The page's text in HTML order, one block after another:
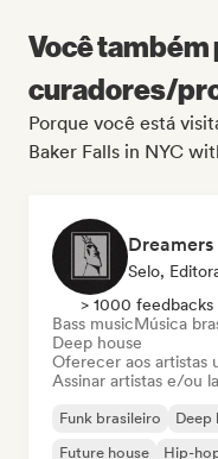
Você
curadores/
Porque você está
Baker Falls in NYC
Selo,
> 1000 feedbacks
Bass musicMúsica
Deep house
Oferecer aos artistas
Assinar artistas e/ou
Funk brasileiro Deep
Future house
Hip-